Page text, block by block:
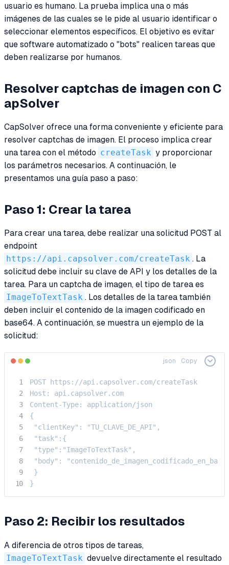
usuario es humano. La prueba implica una o más
imágenes de las cuales se le pide al usuario identificar o
seleccionar elementos específicos. El objetivo es evitar
que software automatizado o "bots" realicen tareas que
deben realizarse por humanos.
Resolver captchas de imagen con C
apSolver
CapSolver ofrece una forma conveniente y eficiente para
resolver captchas de imagen. El proceso implica crear
una tarea con el método createTask y proporcionar
los parámetros necesarios. A continuación, le
presentamos una guía paso a paso:
Paso 1: Crear la tarea
Para crear una tarea, debe realizar una solicitud POST al
endpoint
https://api.capsolver.com/createTask . La
solicitud debe incluir su clave de API y los detalles de la
tarea. Para un captcha de imagen, el tipo de tarea es
ImageToTextTask . Los detalles de la tarea también
deben incluir el contenido de la imagen codificado en
base64. A continuación, se muestra un ejemplo de la
solicitud:
json Copy
POST https://api.capsolver.com/createTask
Host: api.capsolver.com
Content-Type: application/json
{
"clientKey": "TU_CLAVE_DE_API",
"task":{
"type":"ImageToTextTask",
"body":
}
}
Paso 2: Recibir los resultados
A diferencia de otros tipos de tareas,
ImageToTextTask devuelve directamente el resultado